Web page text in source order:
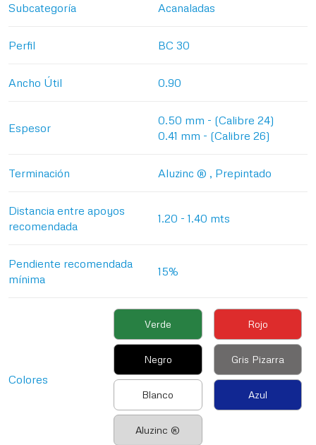
Subcategoría Acanaladas
Perfil BC 30
Ancho Útil 0.90
Espesor
0.50 mm - (Calibre 24)
0.41 mm - (Calibre 26)
Terminación Aluzinc ® , Prepintado
Distancia entre apoyos
recomendada
1.20 - 1.40 mts
Pendiente recomendada
mínima
15%
Colores
Verde Rojo
Negro Gris Pizarra
Blanco Azul
Aluzinc ®